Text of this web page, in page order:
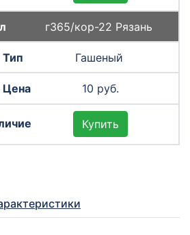
г365/кор-22 Рязань
Гашеный
10 руб.
Купить